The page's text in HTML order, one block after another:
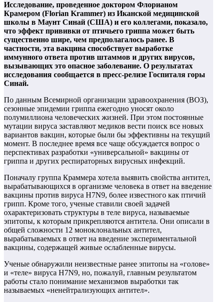
Исследование, проведенное доктором Флорианом
Крамером (Florian Krammer) из Иканской медицинской
школы в Маунт Синай (США) и его коллегами, показало,
что эффект прививки от птичьего гриппа может быть
существенно шире, чем предполагалось ранее. В
частности, эта вакцина способствует выработке
иммунного ответа против штаммов и других вирусов,
вызывающих это опасное заболевание. О результатах
исследования сообщается в пресс-релизе Госпиталя горы
Синай.
По данным Всемирной организации здравоохранения (ВОЗ),
сезонные эпидемии гриппа ежегодно уносят около
полумиллиона человеческих жизней. При этом постоянные
мутации вируса заставляют медиков вести поиск все новых
вариантов вакцин, которые были бы эффективны на текущий
момент. В последнее время все чаще обсуждается вопрос о
перспективах разработки «универсальной» вакцины от
гриппа и других респираторных вирусных инфекций.
Поначалу группа Краммера хотела выявить свойства антител,
вырабатывающихся в организме человека в ответ на введение
вакцины против вируса H7N9, более известного как птичий
грипп. Кроме того, ученые ставили своей задачей
охарактеризовать структуры в теле вируса, называемые
эпитопы, к которым прикрепляются антитела. Они описали в
общей сложности 12 моноклональных антител,
вырабатываемых в ответ на введение экспериментальной
вакцины, содержащей живые ослабленные вирусы.
Ученые обнаружили неизвестные ранее эпитопы на «голове»
и «теле» вируса H7N9, но, пожалуй, главным результатом
работы стало понимание механизмов выработки так
называемых «ненейтрализующих антител».